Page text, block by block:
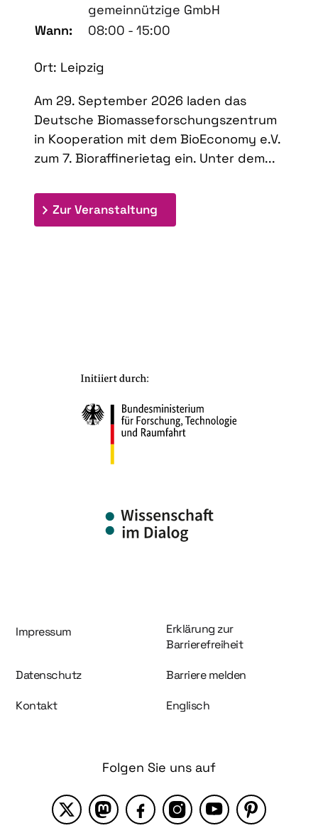
gemeinnützige GmbH
Wann:
08:00 - 15:00
Ort: Leipzig
Am 29. September 2026 laden das
Deutsche Biomasseforschungszentrum
in Kooperation mit dem BioEconomy e.V.
zum 7. Bioraffinerietag ein. Unter dem...
Zur Veranstaltung
Information und Service
Impressum
Erklärung zur
Barrierefreiheit
Datenschutz Barriere melden
Kontakt Englisch
Folgen Sie uns auf